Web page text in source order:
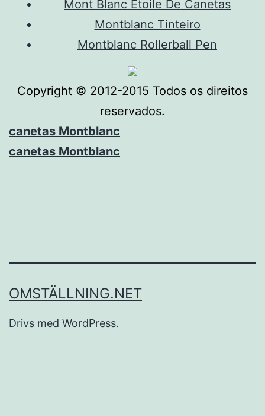
Mont Blanc Etoile De Canetas
Montblanc Tinteiro
Montblanc Rollerball Pen
Copyright © 2012-2015 Todos os direitos
reservados.
canetas Montblanc
canetas Montblanc
OMSTÄLLNING.NET
Drivs med WordPress.